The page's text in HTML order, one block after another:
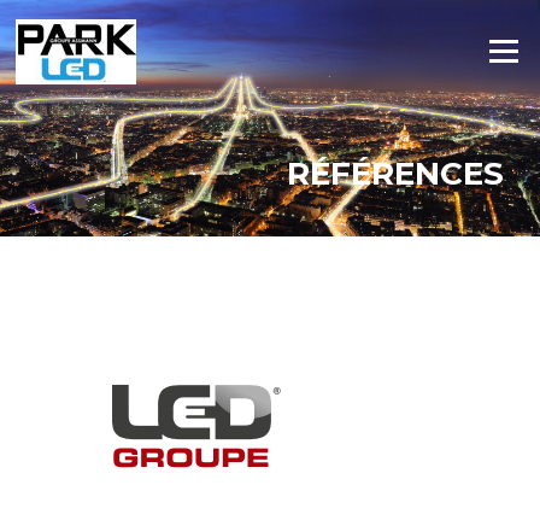
Skip to content
Menu
RÉFÉRENCES